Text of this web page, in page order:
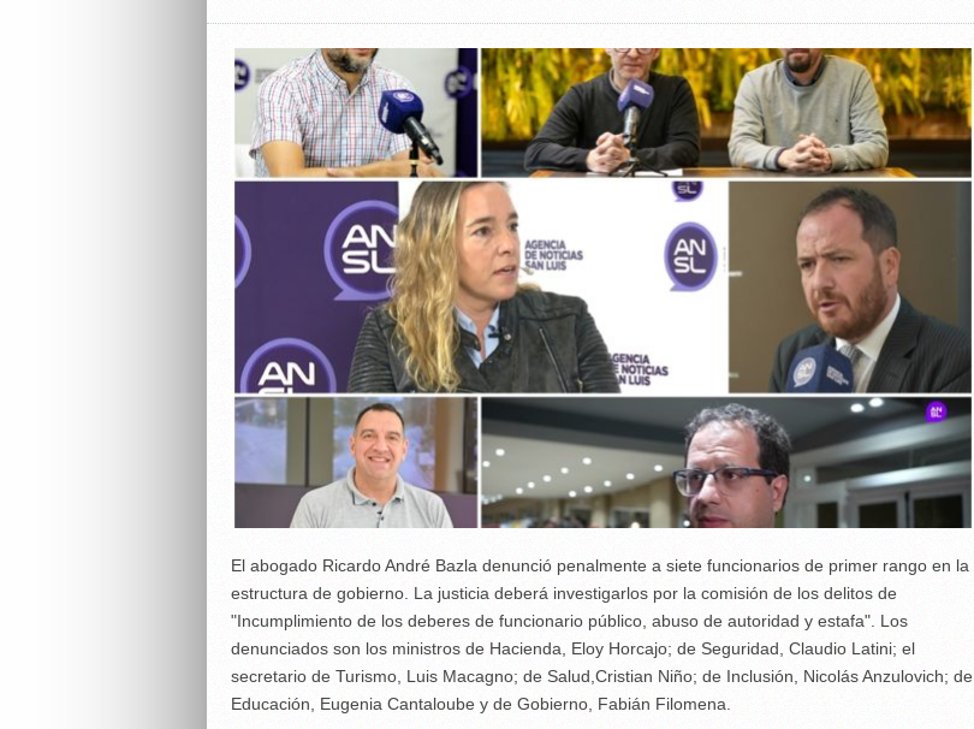
El abogado Ricardo André Bazla denunció penalmente a siete funcionarios de primer rango en la
estructura de gobierno. La justicia deberá investigarlos por la comisión de los delitos de
"Incumplimiento de los deberes de funcionario público, abuso de autoridad y estafa". Los
denunciados son los ministros de Hacienda, Eloy Horcajo; de Seguridad, Claudio Latini; el
secretario de Turismo, Luis Macagno; de Salud,Cristian Niño; de Inclusión, Nicolás Anzulovich; de
Educación, Eugenia Cantaloube y de Gobierno, Fabián Filomena.